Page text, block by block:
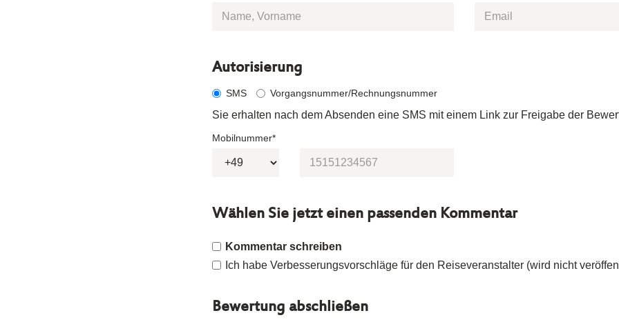
Autorisierung
SMS Vorgangsnummer/Rechnungsnummer
Sie erhalten nach dem Absenden eine SMS mit einem Link zur Freigabe der
Mobilnummer*
Wählen Sie jetzt einen passenden Kommentar
Kommentar schreiben
Ich habe Verbesserungsvorschläge für den Reiseveranstalter (wird nicht
Bewertung abschließen